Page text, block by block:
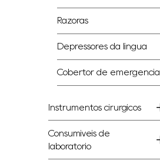
Razoras
Depressores da língua
Cobertor de emergência
Instrumentos cirúrgicos
Consumíveis de
laboratório